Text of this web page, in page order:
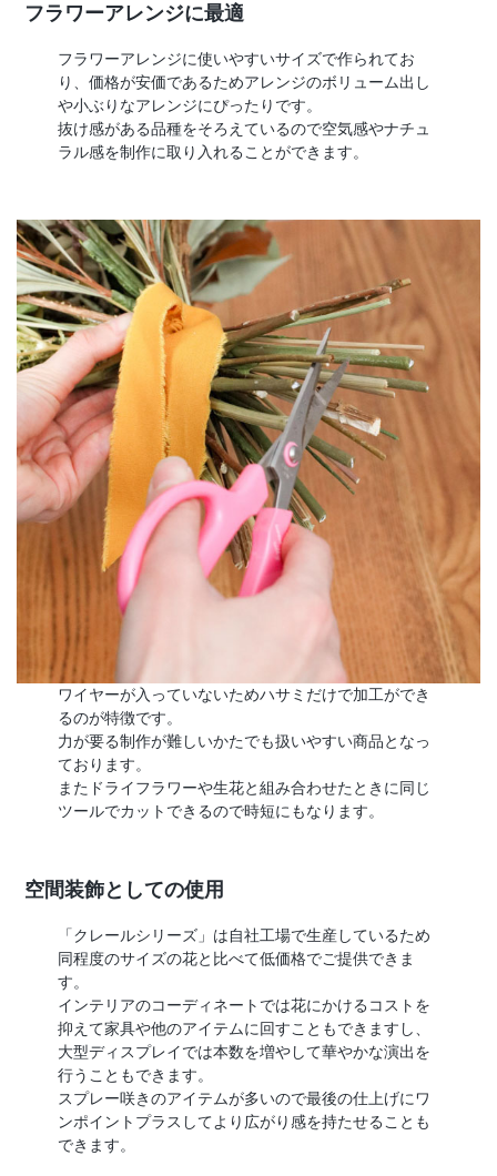
フラワーアレンジに最適
フラワーアレンジに使いやすいサイズで作られてお
り、価格が安価であるためアレンジのボリューム出し
や小ぶりなアレンジにぴったりです。
抜け感がある品種をそろえているので空気感やナチュ
ラル感を制作に取り入れることができます。
ワイヤーが入っていないためハサミだけで加工ができ
るのが特徴です。
力が要る制作が難しいかたでも扱いやすい商品となっ
ております。
またドライフラワーや生花と組み合わせたときに同じ
ツールでカットできるので時短にもなります。
空間装飾としての使用
「クレールシリーズ」は自社工場で生産しているため
同程度のサイズの花と比べて低価格でご提供できま
す。
インテリアのコーディネートでは花にかけるコストを
抑えて家具や他のアイテムに回すこともできますし、
大型ディスプレイでは本数を増やして華やかな演出を
行うこともできます。
スプレー咲きのアイテムが多いので最後の仕上げにワ
ンポイントプラスしてより広がり感を持たせることも
できます。